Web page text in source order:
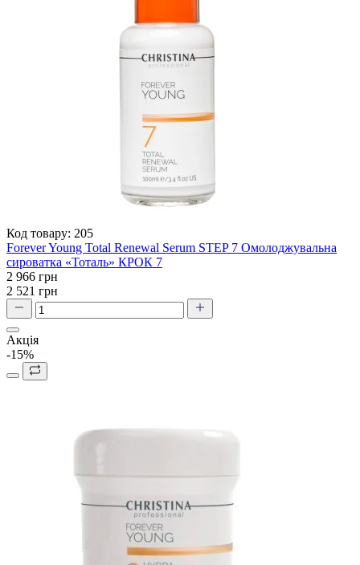
Код товару: 205
Forever Young Total Renewal Serum STEP 7 Омолоджувальна
сироватка «Тоталь» КРОК 7
2 966 грн
2 521 грн
Акція
-15%